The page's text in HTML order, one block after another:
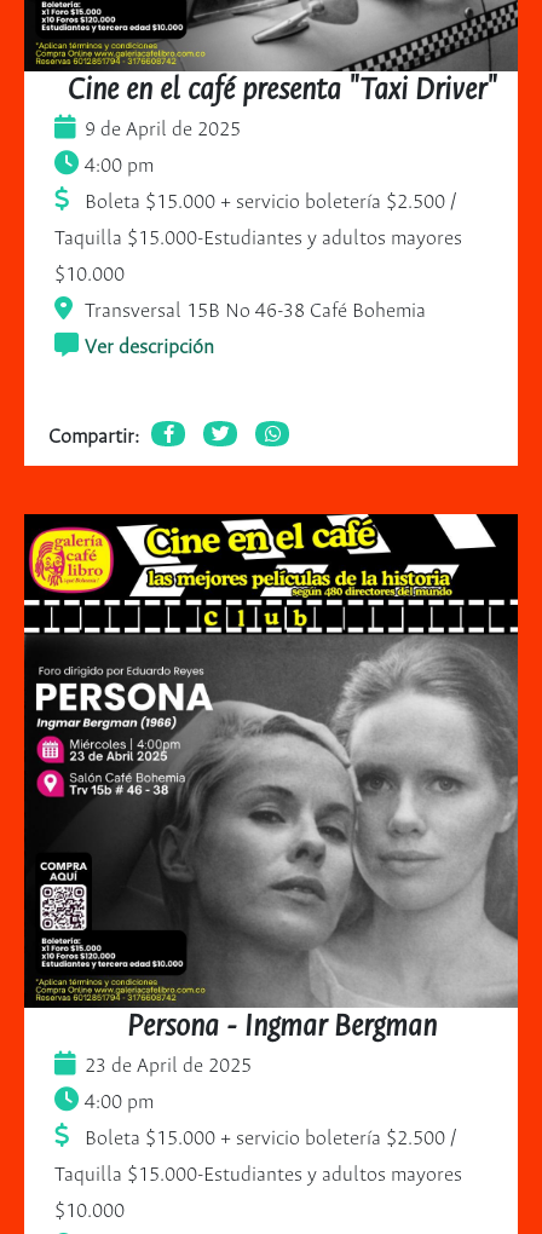
Cine en el café presenta "Taxi Driver"
9 de April de 2025
4:00 pm
Boleta $15.000 + servicio boletería $2.500 /
Taquilla $15.000-Estudiantes y adultos mayores
$10.000
Transversal 15B No 46-38 Café Bohemia
Ver descripción
Compartir:
Persona - Ingmar Bergman
23 de April de 2025
4:00 pm
Boleta $15.000 + servicio boletería $2.500 /
Taquilla $15.000-Estudiantes y adultos mayores
$10.000